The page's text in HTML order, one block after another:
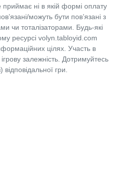
приймає ні в якій формі оплату
можуть бути пов’язані з
чи тоталізаторами. Будь-які
ресурсі volyn.tabloyid.com
цілях. Участь в
залежність. Дотримуйтесь
гри.